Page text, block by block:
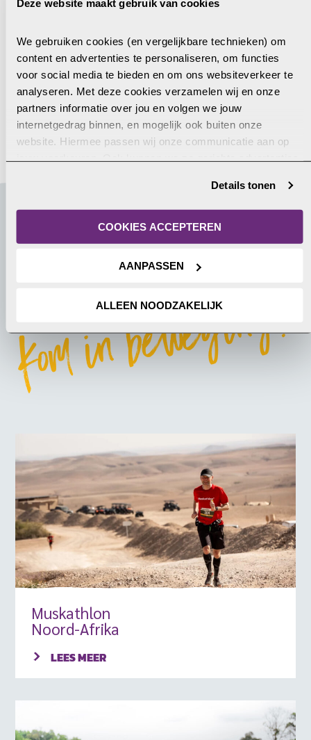
Deze website maakt gebruik van cookies
We gebruiken cookies (en vergelijkbare technieken) om
content en advertenties te personaliseren, om functies
voor social media te bieden en om ons websiteverkeer te
analyseren. Met deze cookies verzamelen wij en onze
partners informatie over jou en volgen we jouw
internetgedrag binnen, en mogelijk ook buiten onze
website. Hiermee passen wij onze communicatie aan op
jouw voorkeuren. Ook kunnen we zo gerichte advertenties
kunt je toestemming ook altijd wijzigen of intrekken. Meer
uitleg vind je in onze privacyverklaring.
Details tonen
COOKIES ACCEPTEREN
AANPASSEN
ALLEEN NOODZAKELIJK
s
e
l
r
a
a
m
*
i
e
T
l
e
f
o
o
n
n
u
e
*
We verwerken je persoonsgegevens zorgvuldig zoals
omschreven in onze
privacyverklaring
AANMELDEN
Welke Muskathlon kies jij?
Kom in beweging voor de vervolgde kerk en reis mee! In
Kom in beweging!
Muskathlon
Noord-Afrika
LEES MEER